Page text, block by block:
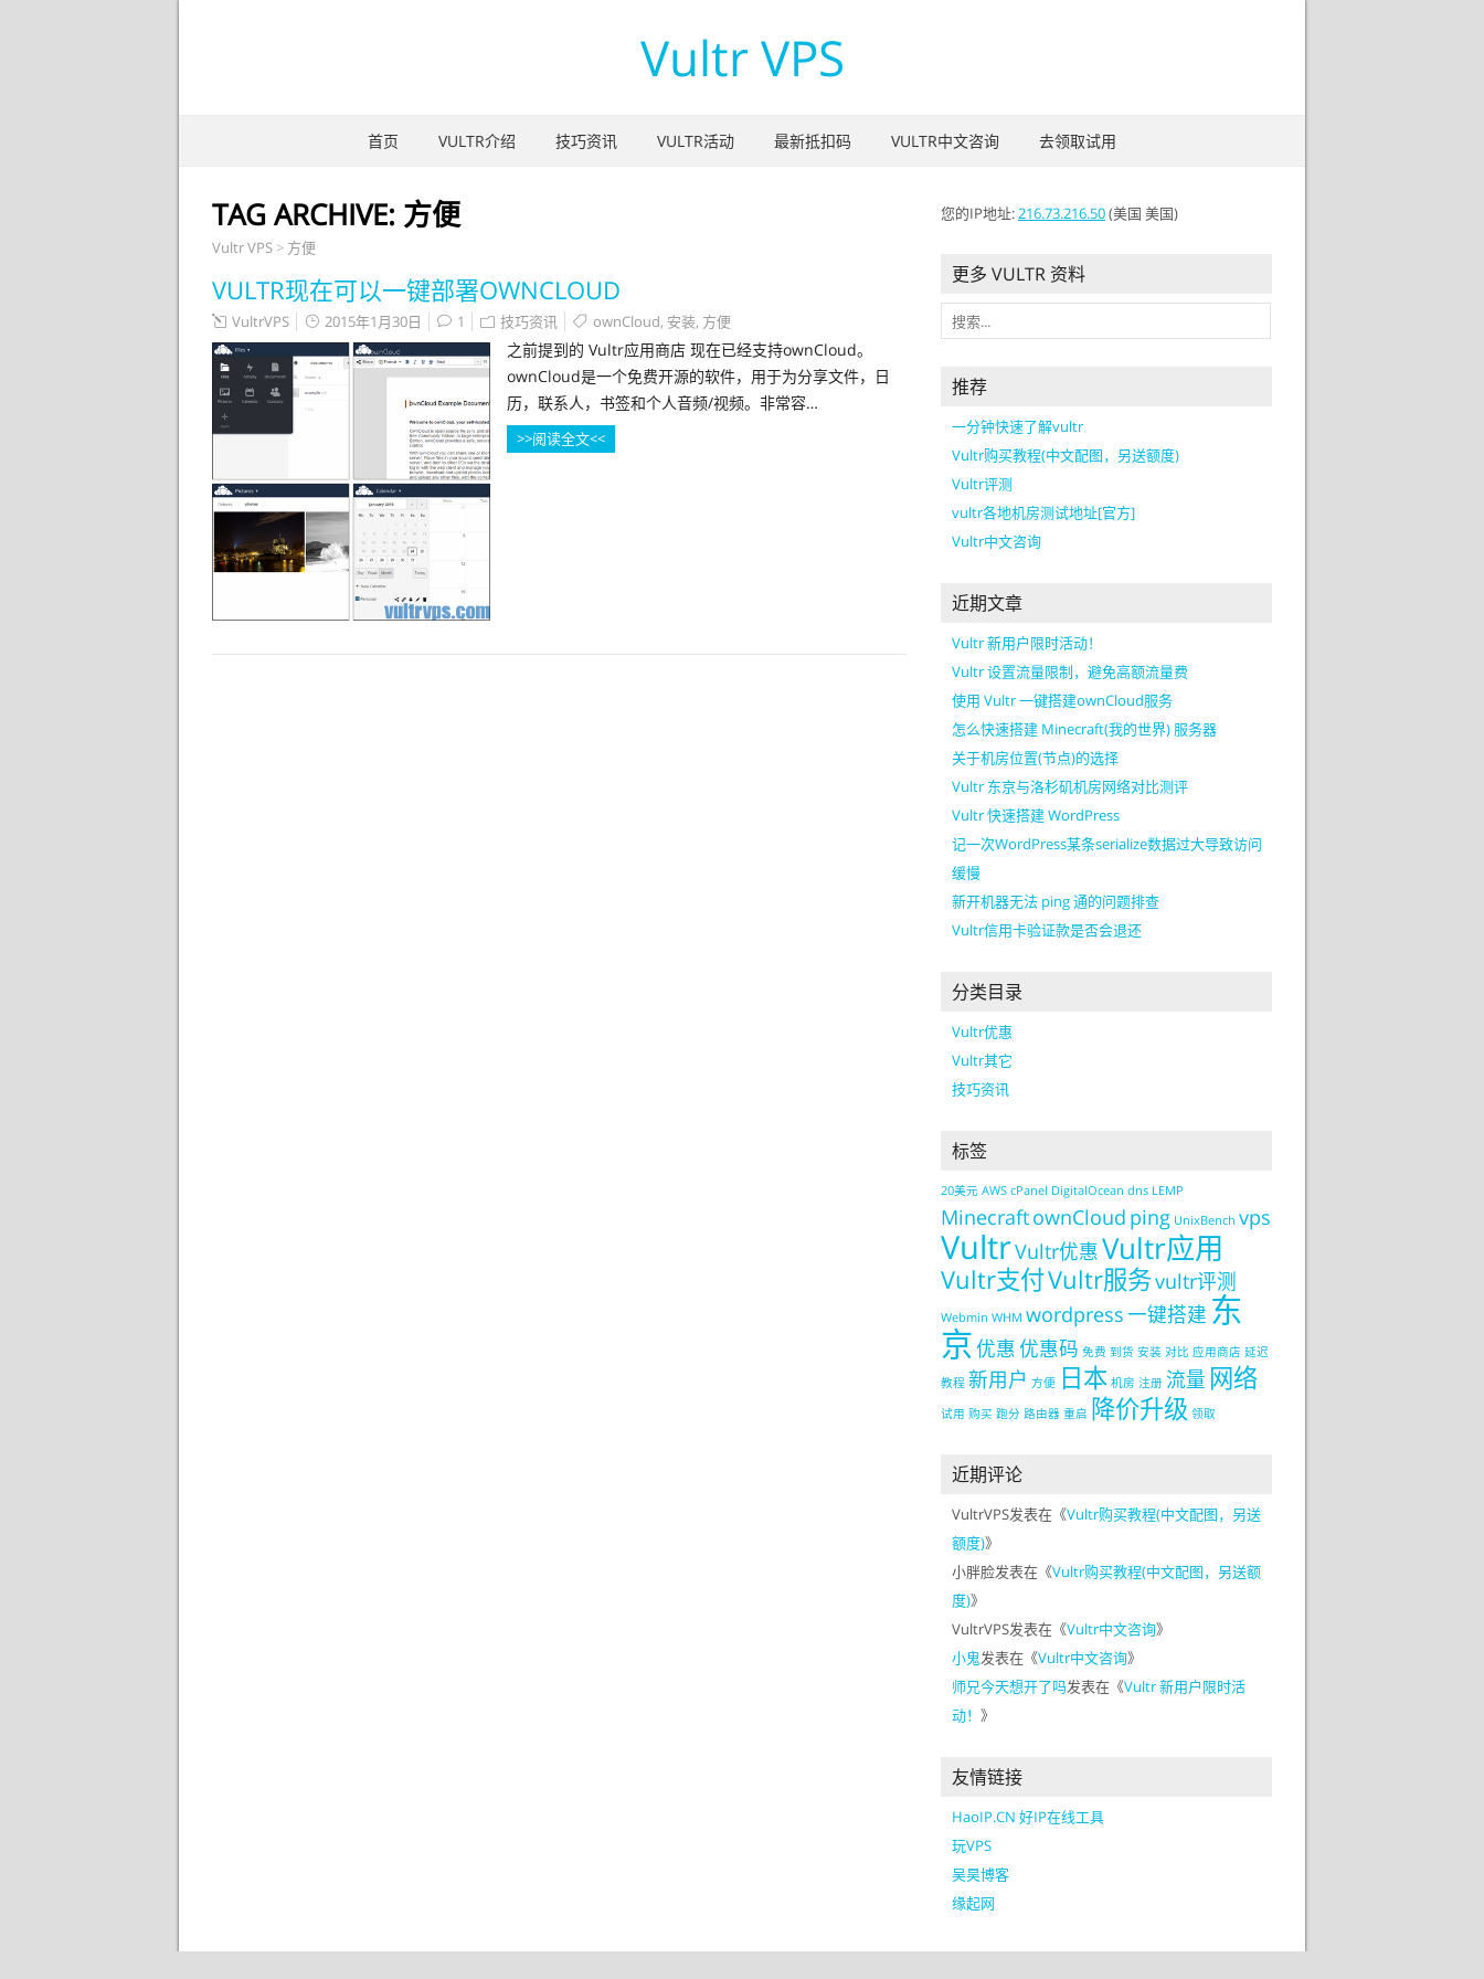
Vultr VPS
首页 VULTR介绍 技巧资讯 VULTR活动 最新抵扣码 VULTR中文咨询 去领取试用
TAG ARCHIVE: 方便
Vultr VPS > 方便
VULTR现在可以一键部署OWNCLOUD
VultrVPS 2015年1月30日 1 技巧资讯 ownCloud, 安装, 方便
之前提到的 Vultr应用商店 现在已经支持ownCloud。
ownCloud是一个免费开源的软件，用于为分享文件，日
历，联系人，书签和个人音频/视频。非常容…
>>阅读全文<<
您的IP地址:216.73.216.50(美国 美国)
更多 VULTR 资料
推荐
一分钟快速了解vultr
Vultr购买教程(中文配图，另送额度)
Vultr评测
vultr各地机房测试地址[官方]
Vultr中文咨询
近期文章
Vultr 新用户限时活动！
Vultr 设置流量限制，避免高额流量费
使用 Vultr 一键搭建ownCloud服务
怎么快速搭建 Minecraft(我的世界) 服务器
关于机房位置(节点)的选择
Vultr 东京与洛杉矶机房网络对比测评
Vultr 快速搭建 WordPress
记一次WordPress某条serialize数据过大导致访问
缓慢
新开机器无法 ping 通的问题排查
Vultr信用卡验证款是否会退还
分类目录
Vultr优惠
Vultr其它
技巧资讯
标签
20美元 AWS cPanel DigitalOcean dns LEMP
MinecraftownCloud ping UnixBench vps
VultrVultr优惠Vultr应用
Vultr支付Vultr服务vultr评测
Webmin WHM wordpress一键搭建 东
京优惠优惠码 免费 到货 安装 对比 应用商店 延迟
教程 新用户 方便 日本 机房 注册 流量 网络
试用 购买 跑分 路由器 重启 降价升级 领取
近期评论
VultrVPS发表在《Vultr购买教程(中文配图，另送
额度)》
小胖脸发表在《Vultr购买教程(中文配图，另送额
度)》
VultrVPS发表在《Vultr中文咨询》
小鬼发表在《Vultr中文咨询》
师兄今天想开了吗发表在《Vultr 新用户限时活
动！ 》
友情链接
HaoIP.CN 好IP在线工具
玩VPS
吴昊博客
缘起网